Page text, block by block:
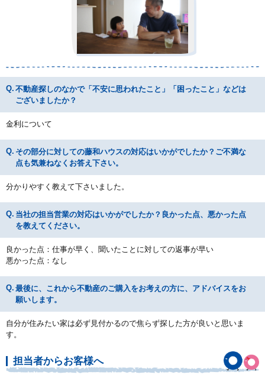
不動産探しのなかで「不安に思われたこと」「困ったこと」などは
ございましたか？
金利について
その部分に対しての藤和ハウスの対応はいかがでしたか？ご不満な
点も気兼ねなくお答え下さい。
分かりやすく教えて下さいました。
当社の担当営業の対応はいかがでしたか？良かった点、悪かった点
を教えてください。
良かった点：仕事が早く、聞いたことに対しての返事が早い
悪かった点：なし
最後に、これから不動産のご購入をお考えの方に、アドバイスをお
願いします。
自分が住みたい家は必ず見付かるので焦らず探した方が良いと思いま
す。
担当者からお客様へ